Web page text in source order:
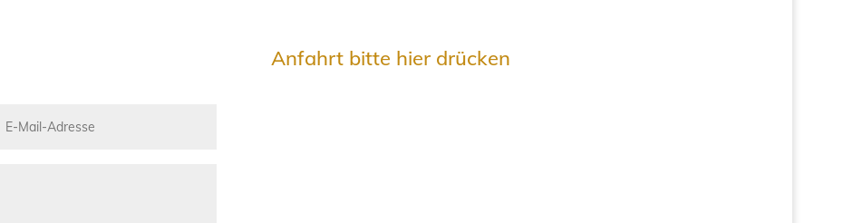
Anfahrt bitte hier drücken